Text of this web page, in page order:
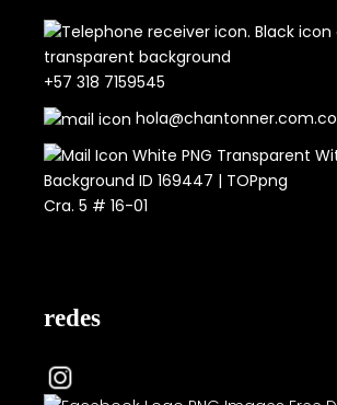
+57 318 7159545
hola@chantonner.com.co
Cra. 5 # 16-01
redes